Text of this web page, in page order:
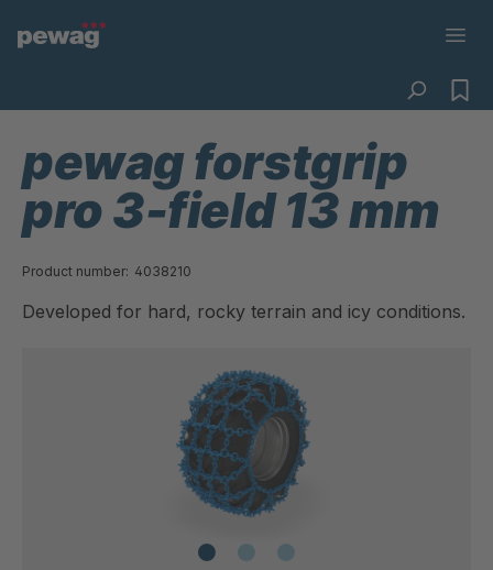
pewag forstgrip
pro 3-field 13 mm
Product number: 4038210
Developed for hard, rocky terrain and icy conditions.